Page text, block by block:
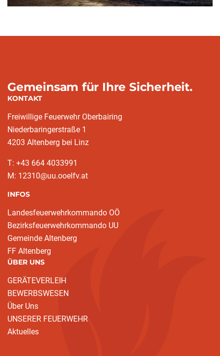
Gemeinsam für Ihre Sicherheit.
KONTAKT
Freiwillige Feuerwehr Oberbairing
Niederbaringerstraße 1
4203 Altenberg bei Linz
T: +43 664 4033991
M: 12310@uu.ooelfv.at
INFOS
Landesfeuerwehrkommando OÖ
Bezirksfeuerwehrkommando UU
Gemeinde Altenberg
FF Altenberg
ÜBER UNS
GERÄTEVERLEIH
BEWERBSWESEN
Über Uns
UNSERER FEUERWEHR
Aktuelles